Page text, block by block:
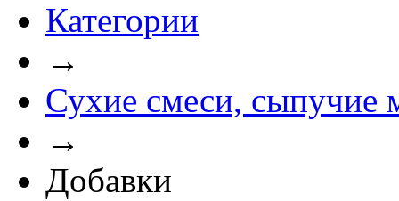
Категории
→
Сухие смеси, сыпучие
→
Добавки